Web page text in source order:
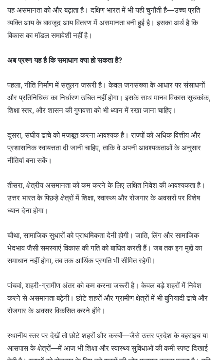
यह असमानता को और बढ़ाता है। दक्षिण भारत में भी यही चुनौती है—उच्च प्रति
व्यक्ति आय के बावजूद आय वितरण में असमानता बनी हुई है। इसका अर्थ है कि
विकास का मॉडल समावेशी नहीं है।
अब प्रश्न यह है कि समाधान क्या हो सकता है?
पहला, नीति निर्माण में संतुलन जरूरी है। केवल जनसंख्या के आधार पर संसाधनों
और प्रतिनिधित्व का निर्धारण उचित नहीं होगा। इसके साथ मानव विकास सूचकांक,
शिक्षा स्तर, और शासन की गुणवत्ता को भी ध्यान में रखा जाना चाहिए।
दूसरा, संघीय ढांचे को मजबूत करना आवश्यक है। राज्यों को अधिक वित्तीय और
प्रशासनिक स्वायत्तता दी जानी चाहिए, ताकि वे अपनी आवश्यकताओं के अनुसार
नीतियां बना सकें।
तीसरा, क्षेत्रीय असमानता को कम करने के लिए लक्षित निवेश की आवश्यकता है।
उत्तर भारत के पिछड़े क्षेत्रों में शिक्षा, स्वास्थ्य और रोजगार के अवसरों पर विशेष
ध्यान देना होगा।
चौथा, सामाजिक सुधारों को प्राथमिकता देनी होगी। जाति, लिंग और सामाजिक
भेदभाव जैसी समस्याएं विकास की गति को बाधित करती हैं। जब तक इन मुद्दों का
समाधान नहीं होगा, तब तक आर्थिक प्रगति भी सीमित रहेगी।
पांचवां, शहरी-ग्रामीण अंतर को कम करना जरूरी है। केवल बड़े शहरों में निवेश
करने से असमानता बढ़ेगी। छोटे शहरों और ग्रामीण क्षेत्रों में भी बुनियादी ढांचे और
रोजगार के अवसर विकसित करने होंगे।
स्थानीय स्तर पर देखें तो छोटे शहरों और कस्बों—जैसे उत्तर प्रदेश के बहराइच या
आसपास के क्षेत्रों—में आज भी शिक्षा और स्वास्थ्य सुविधाओं की कमी स्पष्ट दिखाई